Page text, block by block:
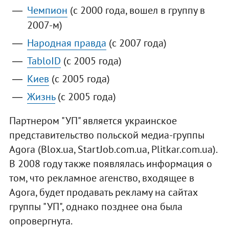
Чемпион (с 2000 года, вошел в группу в
2007-м)
Народная правда (с 2007 года)
TabloID (с 2005 года)
Киев (с 2005 года)
Жизнь(с 2005 года)
Партнером "УП" является украинское
представительство польской медиа-группы
Аgora (Blox.ua, StartJob.com.ua, Plitkar.com.ua).
В 2008 году также появлялась информация о
том, что рекламное агенство, входящее в
Аgora, будет продавать рекламу на сайтах
группы "УП", однако позднее она была
опровергнута.